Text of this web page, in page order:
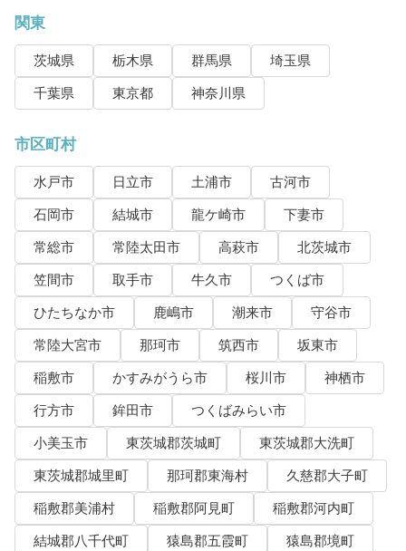
関東
茨城県 栃木県 群馬県
埼玉県
千葉県
東京都 神奈川県
市区町村
水戸市 日立市 土浦市
古河市
石岡市
結城市 龍ケ崎市
下妻市
常総市
常陸太田市 高萩市
北茨城市
笠間市
取手市 牛久市
つくば市
ひたちなか市
鹿嶋市 潮来市
守谷市
常陸大宮市
那珂市 筑西市
坂東市
稲敷市
かすみがうら市 桜川市
神栖市
行方市
鉾田市
つくばみらい市
小美玉市
東茨城郡茨城町
東茨城郡大洗町
東茨城郡城里町
那珂郡東海村
久慈郡大子町
稲敷郡美浦村
稲敷郡阿見町
稲敷郡河内町
結城郡八千代町
猿島郡五霞町
猿島郡境町